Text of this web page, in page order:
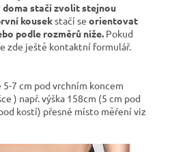
stačí zvolit stejnou
kousekstačí se orientovat
podle rozměrů níže. Pokud
zde ještě kontaktní formulář.
7 cm pod vrchním koncem
) např. výška 158cm (5 cm pod
kostí) přesné místo měření viz